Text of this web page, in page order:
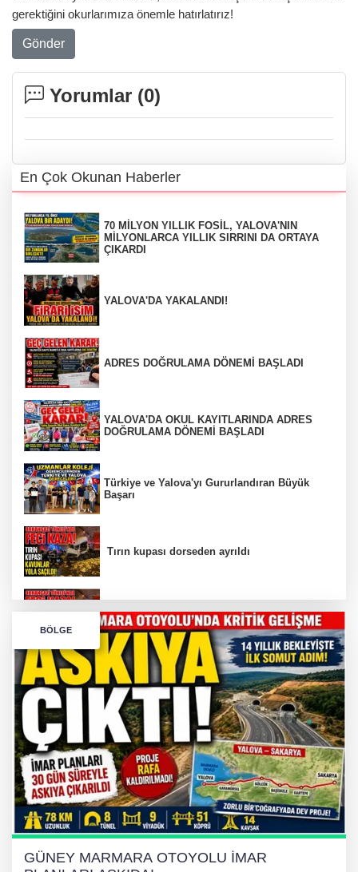
gerektiğini okurlarımıza önemle hatırlatırız!
Gönder
Yorumlar (0)
En Çok Okunan Haberler
70 MİLYON YILLIK FOSİL, YALOVA'NIN
MİLYONLARCA YILLIK SIRRINI DA ORTAYA
ÇIKARDI
YALOVA'DA YAKALANDI!
ADRES DOĞRULAMA DÖNEMİ BAŞLADI
YALOVA'DA OKUL KAYITLARINDA ADRES
DOĞRULAMA DÖNEMİ BAŞLADI
Türkiye ve Yalova'yı Gururlandıran Büyük
Başarı
Tırın kupası dorseden ayrıldı
Bursa’da Orhangazi Tüneli’nde feci kaza:
İHRACAT REKORU VAR, PEKİ EMEĞİN
KARŞILIĞI NEREDE?
TONAMİ KÖPRÜSÜ'NDE PANİK!
GÜNEY MARMARA OTOYOLU İMAR
PLANLARI ASKIDA!
BÖLGE
GÜNEY MARMARA OTOYOLU İMAR